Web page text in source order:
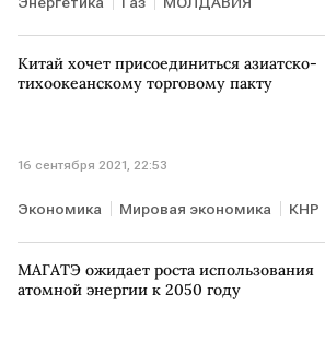
Китай хочет присоединиться азиатско-
тихоокеанскому торговому пакту
16 сентября 2021, 22:53
Экономика Мировая экономика КНР
МАГАТЭ ожидает роста использования
атомной энергии к 2050 году